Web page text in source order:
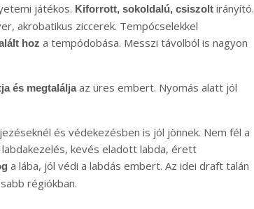
játékos. Kiforrott, sokoldalú, csiszolt irányító.
akrobatikus ziccerek. Tempócselekkel
hoz a tempódobása. Messzi távolból is nagyon
és megtaláljaaz üres embert. Nyomás alatt jól
és védekezésben is jól jönnek. Nem fél a
kevés eladott labda, érett
a lába, jól védi a labdás embert. Az idei draft talán
régiókban.